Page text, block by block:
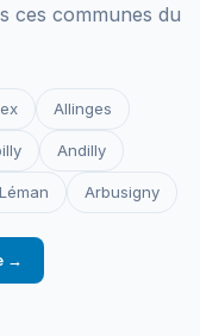
ces communes du
Allinges
Andilly
Arbusigny
→